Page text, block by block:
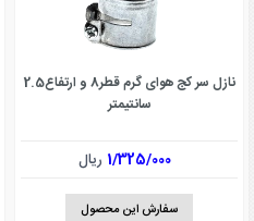
نازل سر کج هوای گرم قطر8 و ارتفاع2.5
سانتیمتر
1/325/000 ریال
سفارش این محصول